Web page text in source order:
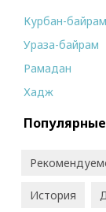
Курбан-байрам
Ураза-байрам
Рамадан
Хадж
История